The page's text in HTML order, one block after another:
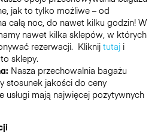
jak to tylko możliwe – od
całą noc, do nawet kilku godzin! W
nawet kilka sklepów, w których
rezerwacji. Kliknij tutaji
sklepy.
Nasza przechowalnia bagażu
stosunek jakości do ceny
usługi mają najwięcej pozytywnych